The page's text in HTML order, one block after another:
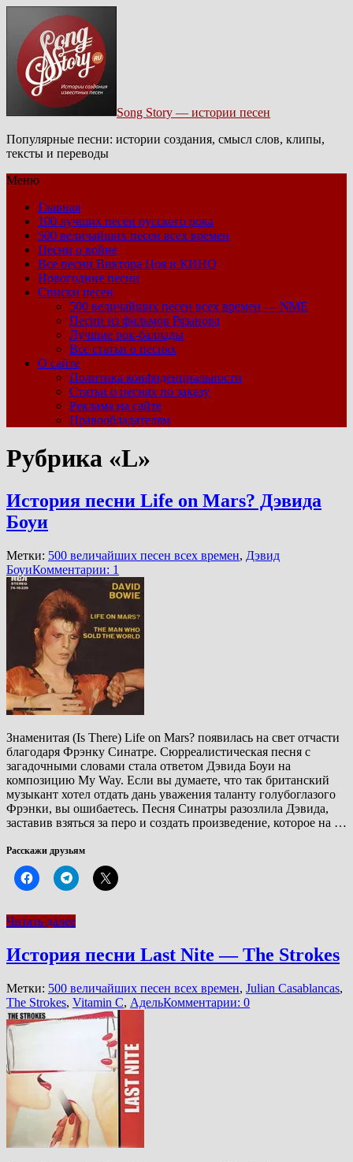
Song Story — истории песен
Популярные песни: истории создания, смысл слов, клипы,
тексты и переводы
Меню
Главная
100 лучших песен русского рока
500 величайших песен всех времен
Песни о войне
Все песни Виктора Цоя и КИНО
Новогодние песни
Списки песен
500 величайших песен всех времен — NME
Песни из фильмов Рязанова
Лучшие рок-баллады
Все статьи о песнях
О сайте
Политика конфиденциальности
Статьи о песнях по заказу
Реклама на сайте
Правообладателям
Рубрика «L»
История песни Life on Mars? Дэвида
Боуи
Метки: 500 величайших песен всех времен, Дэвид
БоуиКомментарии: 1
Знаменитая (Is There) Life on Mars? появилась на свет отчасти
благодаря Фрэнку Синатре. Сюрреалистическая песня с
загадочными словами стала ответом Дэвида Боуи на
композицию My Way. Если вы думаете, что так британский
музыкант хотел отдать дань уважения таланту голубоглазого
Фрэнки, вы ошибаетесь. Песня Синатры разозлила Дэвида,
заставив взяться за перо и создать произведение, которое на …
Расскажи друзьям
Читать далее
История песни Last Nite — The Strokes
Метки: 500 величайших песен всех времен, Julian Casablancas,
The Strokes, Vitamin C, АдельКомментарии: 0